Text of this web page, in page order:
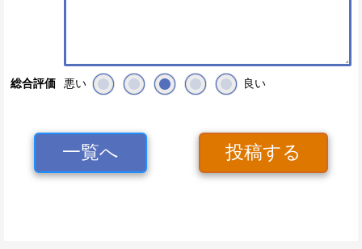
総合評価 悪い 良い
一覧へ 投稿する